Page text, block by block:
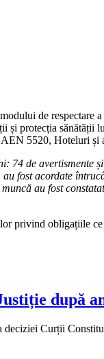
de
protecția
5520, Hoteluri
de avertismente
fost acordate
au fost
privind obligațiile
după
deciziei Curții